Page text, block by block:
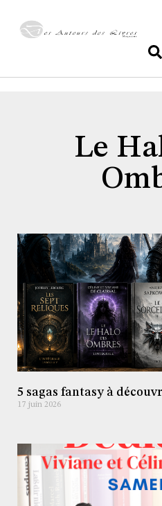
Le
5 sagas fantasy à
17 juin 2026